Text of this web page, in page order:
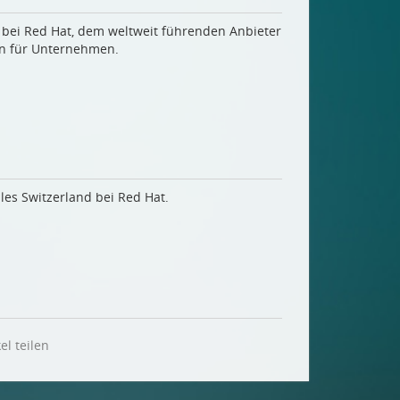
Red Hat, dem weltweit führenden Anbieter
für Unternehmen.
Switzerland bei Red Hat.
teilen